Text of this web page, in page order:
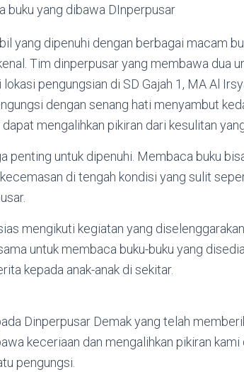
buku yang dibawa DInperpusar
yang dipenuhi dengan berbagai macam
Tim dinperpusar yang membawa dua
pengungsian di SD Gajah 1, MA Al
dengan senang hati menyambut
mengalihkan pikiran dari kesulitan
penting untuk dipenuhi. Membaca buku
di tengah kondisi yang sulit
mengikuti kegiatan yang
untuk membaca buku-buku yang
kepada anak-anak di sekitar.
Dinperpusar Demak yang telah
keceriaan dan mengalihkan pikiran
pengungsi.